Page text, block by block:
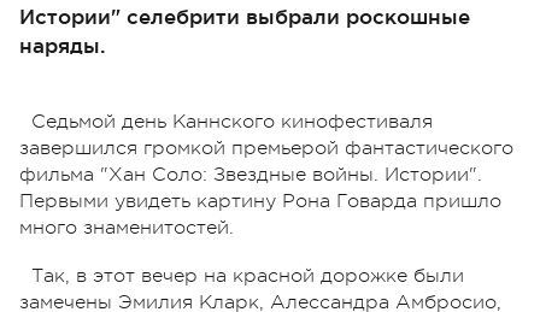
Истории" селебрити выбрали роскошные
наряды.
Седьмой день Каннского кинофестиваля
завершился громкой премьерой фантастического
фильма "Хан Соло: Звездные войны. Истории".
Первыми увидеть картину Рона Говарда пришло
много знаменитостей.
Так, в этот вечер на красной дорожке были
замечены Эмилия Кларк, Алессандра Амбросио,